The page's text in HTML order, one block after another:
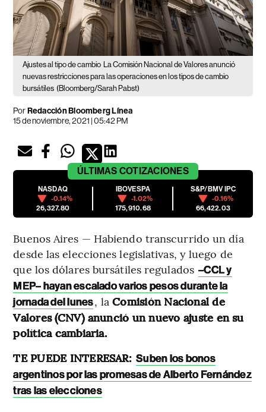
Ajustes al tipo de cambio La Comisión Nacional de Valores anunció
nuevas restricciones para las operaciones en los tipos de cambio
bursátiles (Bloomberg/Sarah Pabst)
PorRedacción Bloomberg Línea
15 de noviembre, 2021 | 05:42 PM
ÚLTIMAS COTIZACIONES
NASDAQ
-0.14%
26,327.80
IBOVESPA
-1.02%
175,910.68
S&P/BMV IPC
-0.16%
66,422.03
Buenos Aires — Habiendo transcurrido un día
desde las elecciones legislativas, y luego de
que los dólares bursátiles regulados –CCL y
MEP– hayan escalado varios pesos durante la
jornada del lunes, laComisión Nacional de
Valores (CNV) anunció un nuevo ajuste en su
política cambiaria.
TE PUEDE INTERESAR: Suben los bonos
argentinos por las promesas de Alberto Fernández
tras las elecciones